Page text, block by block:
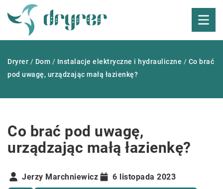
Dryrer / Dom / Instalacje elektryczne i hydrauliczne / Co brać
pod uwagę, urządzając małą łazienkę?
Co brać pod uwagę,
urządzając małą łazienkę?
Jerzy Marchniewicz 6 listopada 2023